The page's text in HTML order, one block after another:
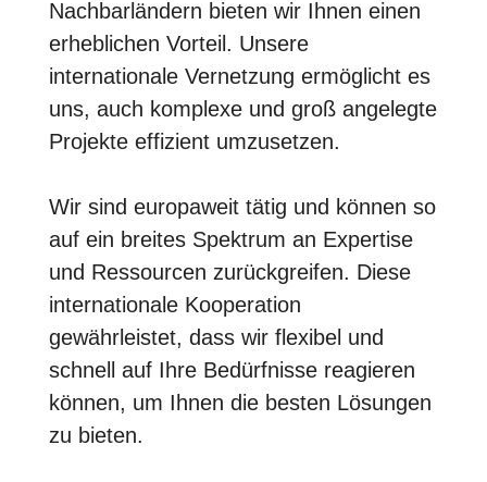
Nachbarländern bieten wir Ihnen einen
erheblichen Vorteil. Unsere
internationale Vernetzung ermöglicht es
uns, auch komplexe und groß angelegte
Projekte effizient umzusetzen.
Wir sind europaweit tätig und können so
auf ein breites Spektrum an Expertise
und Ressourcen zurückgreifen. Diese
internationale Kooperation
gewährleistet, dass wir flexibel und
schnell auf Ihre Bedürfnisse reagieren
können, um Ihnen die besten Lösungen
zu bieten.